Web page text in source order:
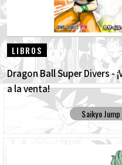
LIBROS
Dragon Ball Super Divers -
a la venta!
Saikyo Jump